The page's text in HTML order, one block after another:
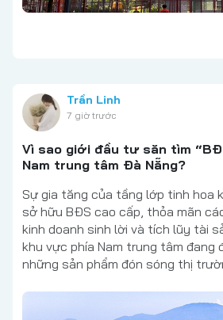
Trần Linh
7 giờ trước
Vì sao giới đầu tư săn tìm
Nam trung tâm Đà Nẵng?
Sự gia tăng của tầng lớp tinh hoa
sở hữu BĐS cao cấp, thỏa mãn
kinh doanh sinh lời và tích lũy tài
khu vực phía Nam trung tâm đang
những sản phẩm đón sóng thị